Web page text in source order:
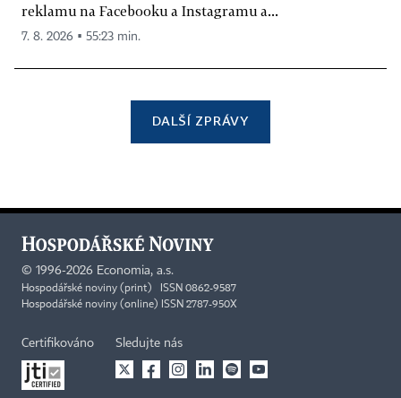
reklamu na Facebooku a Instagramu a...
7. 8. 2026 ▪ 55:23 min.
DALŠÍ ZPRÁVY
© 1996-2026 Economia, a.s.
Hospodářské noviny (print) ISSN 0862-9587
Hospodářské noviny (online) ISSN 2787-950X
Certifikováno Sledujte nás